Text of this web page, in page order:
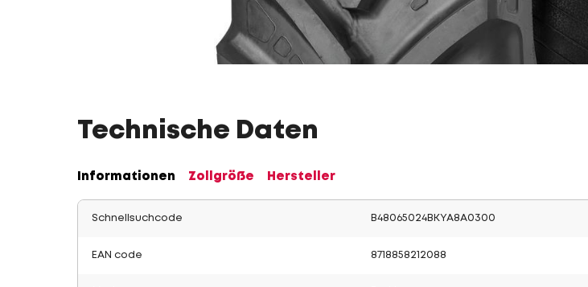
Technische Daten
Informationen Zollgröße Hersteller
Schnellsuchcode B48065024BKYA8A0300
EAN code 8718858212088